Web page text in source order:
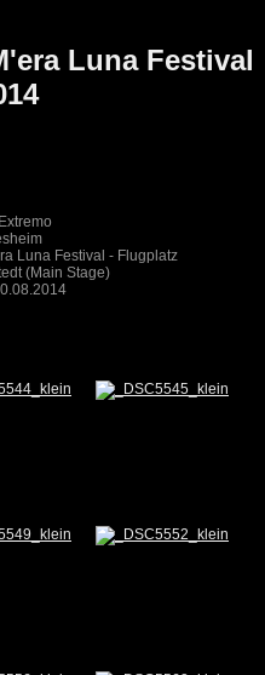
Luna Festival
Luna Festival - Flugplatz
(Main Stage)